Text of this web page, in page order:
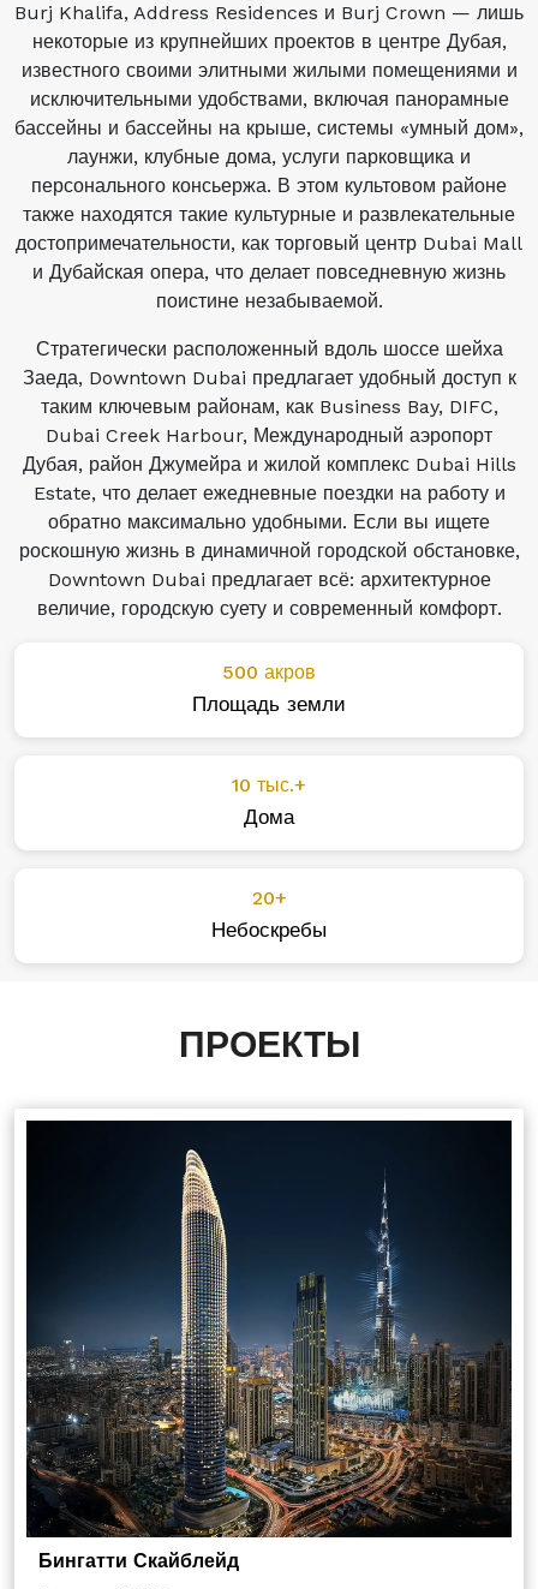
Burj Khalifa, Address Residences и Burj Crown — лишь
некоторые из крупнейших проектов в центре Дубая,
известного своими элитными жилыми помещениями и
исключительными удобствами, включая панорамные
бассейны и бассейны на крыше, системы «умный дом»,
лаунжи, клубные дома, услуги парковщика и
персонального консьержа. В этом культовом районе
также находятся такие культурные и развлекательные
достопримечательности, как торговый центр Dubai Mall
и Дубайская опера, что делает повседневную жизнь
поистине незабываемой.
Стратегически расположенный вдоль шоссе шейха
Заеда, Downtown Dubai предлагает удобный доступ к
таким ключевым районам, как Business Bay, DIFC,
Dubai Creek Harbour, Международный аэропорт
Дубая, район Джумейра и жилой комплекс Dubai Hills
Estate, что делает ежедневные поездки на работу и
обратно максимально удобными. Если вы ищете
роскошную жизнь в динамичной городской обстановке,
Downtown Dubai предлагает всё: архитектурное
величие, городскую суету и современный комфорт.
500 акров
Площадь земли
10 тыс.+
Дома
20+
Небоскребы
ПРОЕКТЫ
Бингатти Скайблейд